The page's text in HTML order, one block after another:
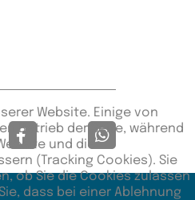
Website. Einige von
Betrieb der Seite, während
und die
(Tracking Cookies). Sie
ob Sie die Cookies zulassen
dass bei einer Ablehnung